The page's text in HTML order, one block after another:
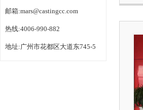
邮箱:mars@castingcc.com
热线:4006-990-882
地址:广州市花都区大道东745-5